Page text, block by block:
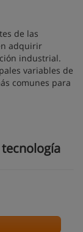
de las
adquirir
industrial.
variables de
comunes para